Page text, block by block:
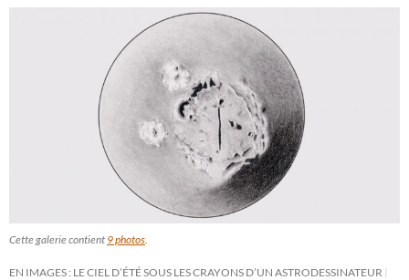
Cette galerie contient 9 photos
EN IMAGES : LE CIEL D’ÉTÉ SOUS LES CRAYONS D’UN ASTRODESSINATEUR